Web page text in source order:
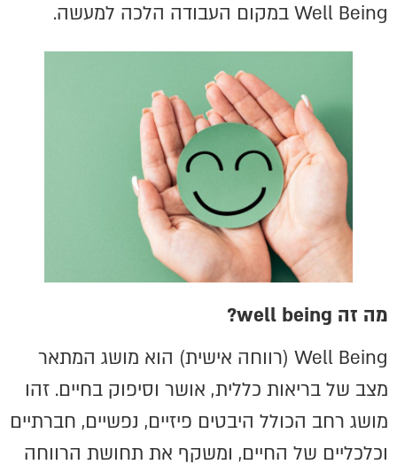
Well Being במקום העבודה הלכה למעשה.
מה זה well being
?
Well Being (רווחה אישית) הוא מושג המתאר
מצב של בריאות כללית, אושר וסיפוק בחיים. זהו
מושג רחב הכולל היבטים פיזיים, נפשיים, חברתיים
וכלכליים של החיים, ומשקף את תחושת הרווחה